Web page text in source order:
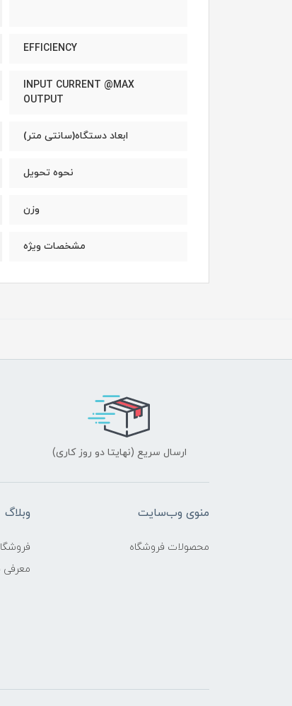
EFFICIENCY
INPUT CURRENT @MAX
OUTPUT
ابعاد دستگاه(سانتی متر)
نحوه تحویل
وزن
مشخصات ویژه
ارسال سریع (نهایتا دو روز کاری)
منوی وب‌سایت
محصولات فروشگاه
وبلاگ